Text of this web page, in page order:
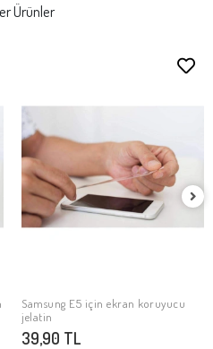
Ürünler
SEPETE EKLE
Samsung E5 için ekran koruyucu
jelatin
39,90 TL